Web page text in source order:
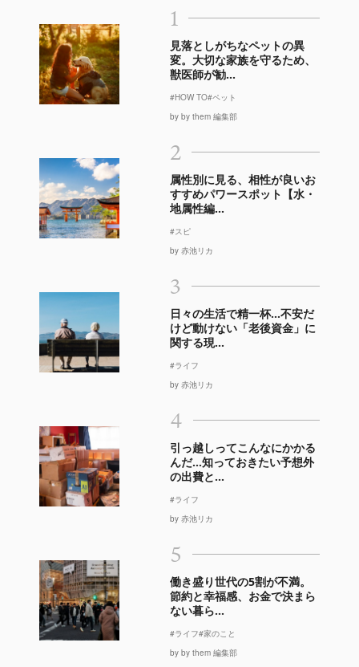
1
見落としがちなペットの異
変。大切な家族を守るため、
獣医師が勧...
#HOW TO#ペット
by by them 編集部
2
属性別に見る、相性が良いお
すすめパワースポット【水・
地属性編...
#スピ
by 赤池リカ
3
日々の生活で精一杯…不安だ
けど動けない「老後資金」に
関する現...
#ライフ
by 赤池リカ
4
引っ越しってこんなにかかる
んだ…知っておきたい予想外
の出費と...
#ライフ
by 赤池リカ
5
働き盛り世代の5割が不満。
節約と幸福感、お金で決まら
ない暮ら...
#ライフ#家のこと
by by them 編集部